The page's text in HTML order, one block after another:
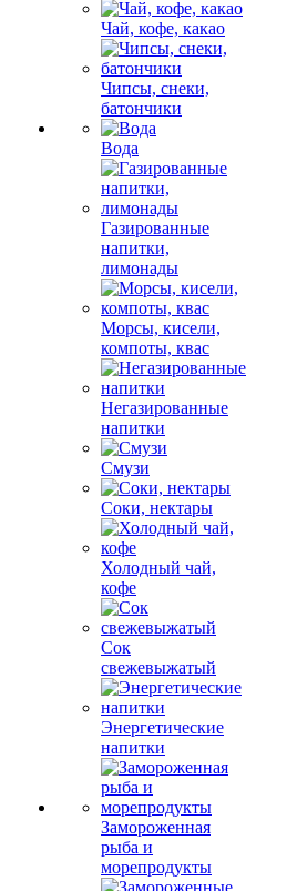
Чай, кофе, какао
Чипсы, снеки,
батончики
Вода
Газированные
напитки,
лимонады
Морсы, кисели,
компоты, квас
Негазированные
напитки
Смузи
Соки, нектары
Холодный чай,
кофе
Сок
свежевыжатый
Энергетические
напитки
Замороженная
рыба и
морепродукты